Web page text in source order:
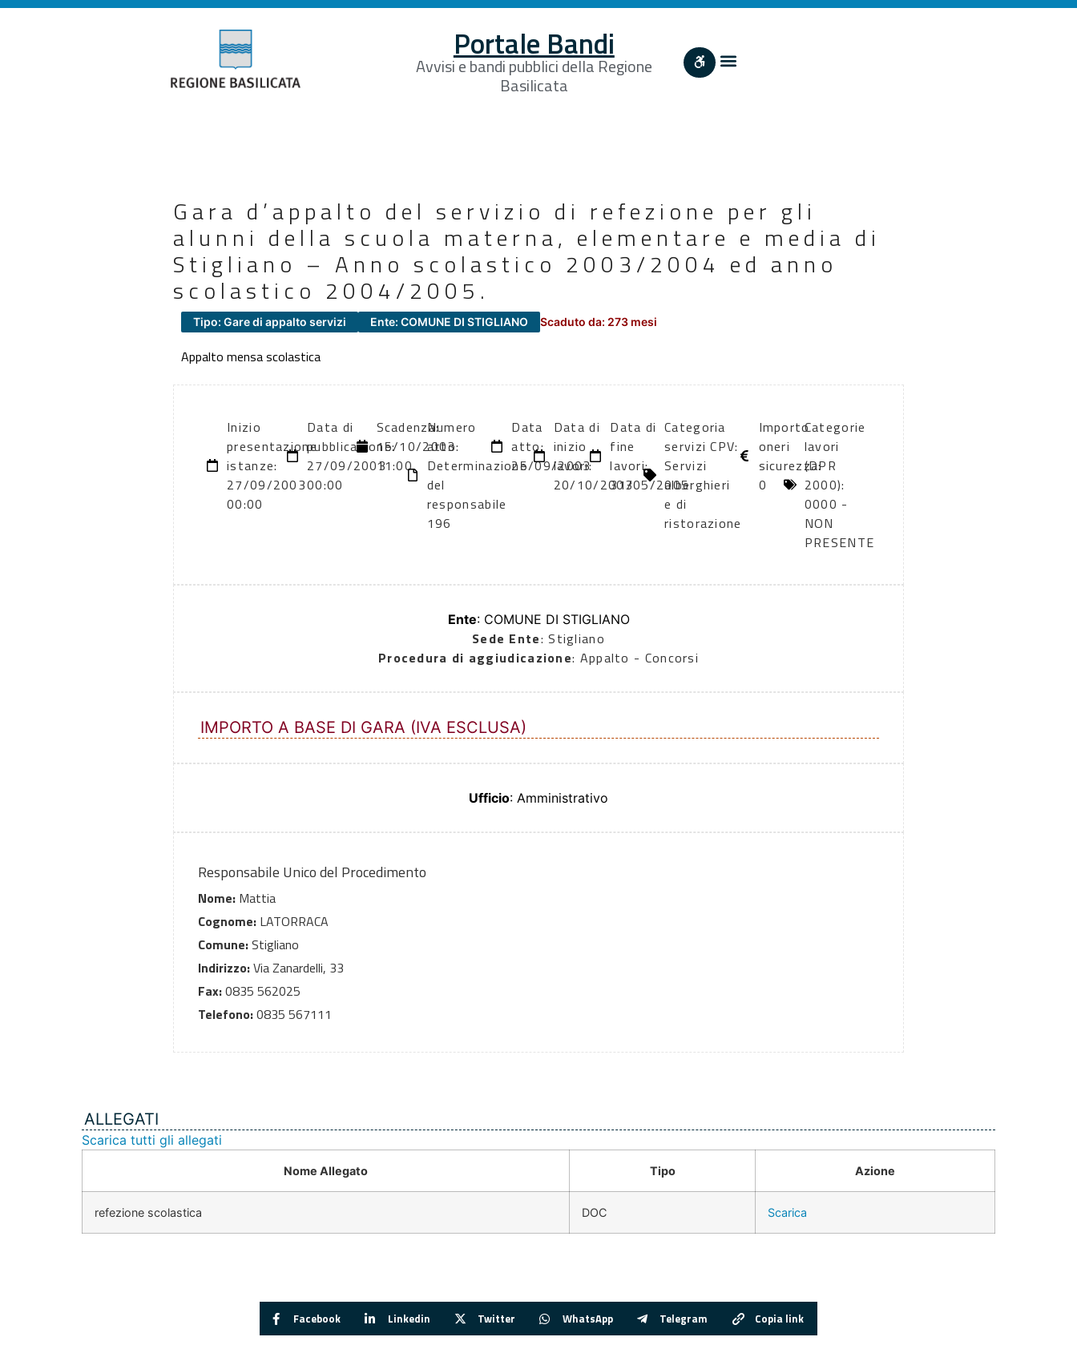
Portale Bandi
Avvisi e bandi pubblici della Regione
Basilicata
Gara d’appalto del servizio di refezione per gli
alunni della scuola materna, elementare e media di
Stigliano – Anno scolastico 2003/2004 ed anno
scolastico 2004/2005.
Tipo: Gare di appalto servizi Ente: COMUNE DI STIGLIANO Scaduto da: 273 mesi
Appalto mensa scolastica
Inizio
presentazione
istanze:
27/09/2003
00:00
Data di
pubblicazione:
27/09/2003
00:00
Scadenza:
15/10/2003
11:00
Numero
atto:
Determinazione
del
responsabile
196
Data
atto:
25/09/2003
Data di
inizio
lavori:
20/10/2003
Data di
fine
lavori:
31/05/2005
Categoria
servizi CPV:
Servizi
alberghieri
e di
ristorazione
Importo
oneri
sicurezza:
0
Categorie
lavori
(DPR
2000):
0000 -
NON
PRESENTE
Ente: COMUNE DI STIGLIANO
Sede Ente: Stigliano
Procedura di aggiudicazione: Appalto - Concorsi
IMPORTO A BASE DI GARA (IVA ESCLUSA)
Ufficio: Amministrativo
Responsabile Unico del Procedimento
Nome: Mattia
Cognome: LATORRACA
Comune:Stigliano
Indirizzo:Via Zanardelli, 33
Fax:0835 562025
Telefono:0835 567111
ALLEGATI
Scarica tutti gli allegati
Nome Allegato Tipo Azione
refezione scolastica DOC Scarica
Facebook Linkedin Twitter WhatsApp Telegram Copia link